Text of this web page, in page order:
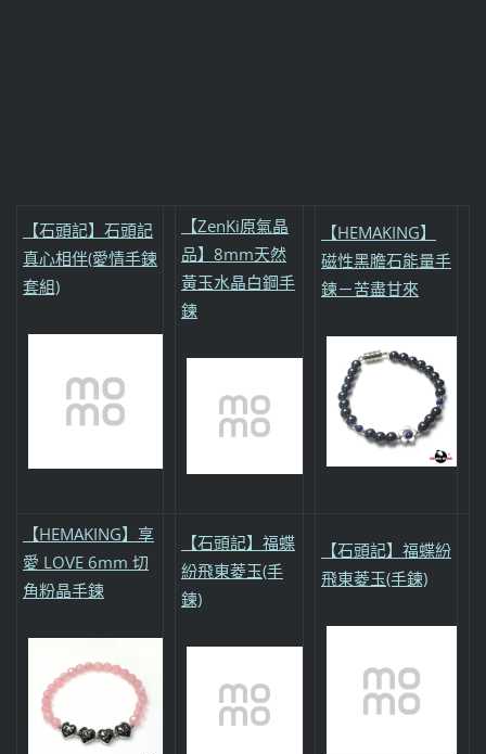
【石頭記】石頭記
真心相伴(愛情手鍊
套組)
【ZenKi原氣晶
品】8mm天然
黃玉水晶白鋼手
鍊
【HEMAKING】
磁性黑膽石能量手
鍊－苦盡甘來
【HEMAKING】享
愛 LOVE 6mm 切
角粉晶手鍊
【石頭記】福蝶
紛飛東菱玉(手
鍊)
【石頭記】福蝶紛
飛東菱玉(手鍊)